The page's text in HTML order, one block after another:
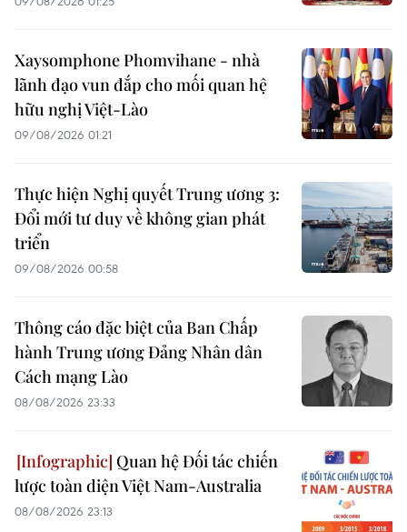
Xaysomphone Phomvihane - nhà
lãnh đạo vun đắp cho mối quan hệ
hữu nghị Việt-Lào
09/08/2026 01:21
Thực hiện Nghị quyết Trung ương 3:
Đổi mới tư duy về không gian phát
triển
09/08/2026 00:58
Thông cáo đặc biệt của Ban Chấp
hành Trung ương Đảng Nhân dân
Cách mạng Lào
08/08/2026 23:33
Quan hệ Đối tác chiến
lược toàn diện Việt Nam-Australia
08/08/2026 23:13